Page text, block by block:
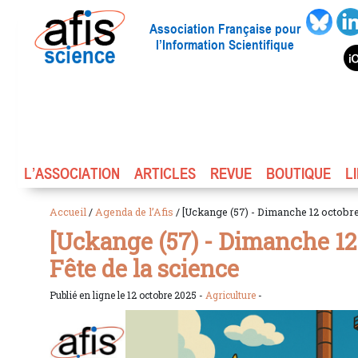
Association Française pour
l’Information Scientifique
L’ASSOCIATION ARTICLES REVUE BOUTIQUE
Accueil / Agenda de l’Afis / [Uckange (57) - Dimanche 12
[Uckange (57) - Dimanche
Fête de la science
Publié en ligne le 12 octobre 2025 - Agriculture -